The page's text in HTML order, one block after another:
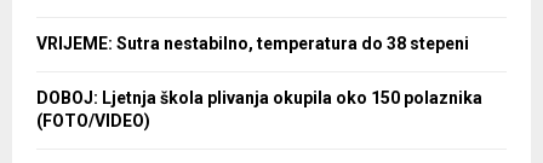
VRIJEME: Sutra nestabilno, temperatura do 38 stepeni
DOBOJ: Ljetnja škola plivanja okupila oko 150 polaznika
(FOTO/VIDEO)